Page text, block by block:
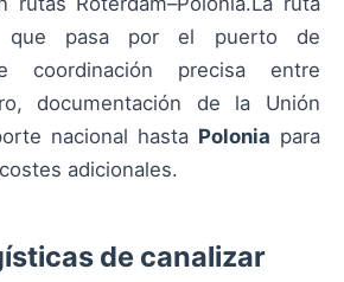
que pasa por el puerto de
coordinación precisa entre
documentación de la Unión
nacional hasta Polonia para
adicionales.
de canalizar